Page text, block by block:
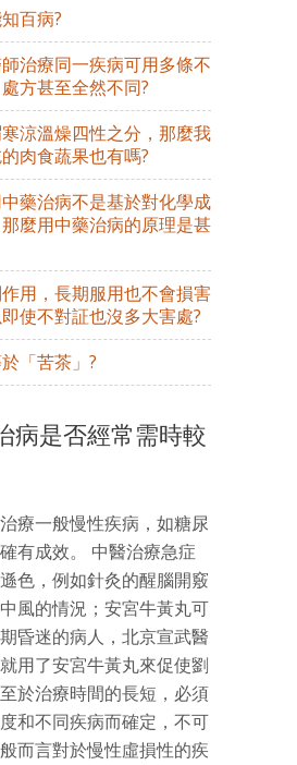
百病?
治療同一疾病可用多條不
方甚至全然不同?
涼溫燥四性之分，那麼我
肉食蔬果也有嗎?
藥治病不是基於對化學成
麼用中藥治病的原理是甚
用，長期服用也不會損害
使不對証也沒多大害處?
「苦茶」?
病是否經常需時較
療一般慢性疾病，如糖尿
有成效。 中醫治療急症
色，例如針灸的醒腦開竅
風的情況；安宮牛黃丸可
昏迷的病人，北京宣武醫
用了安宮牛黃丸來促使劉
於治療時間的長短，必須
和不同疾病而確定，不可
而言對於慢性虛損性的疾